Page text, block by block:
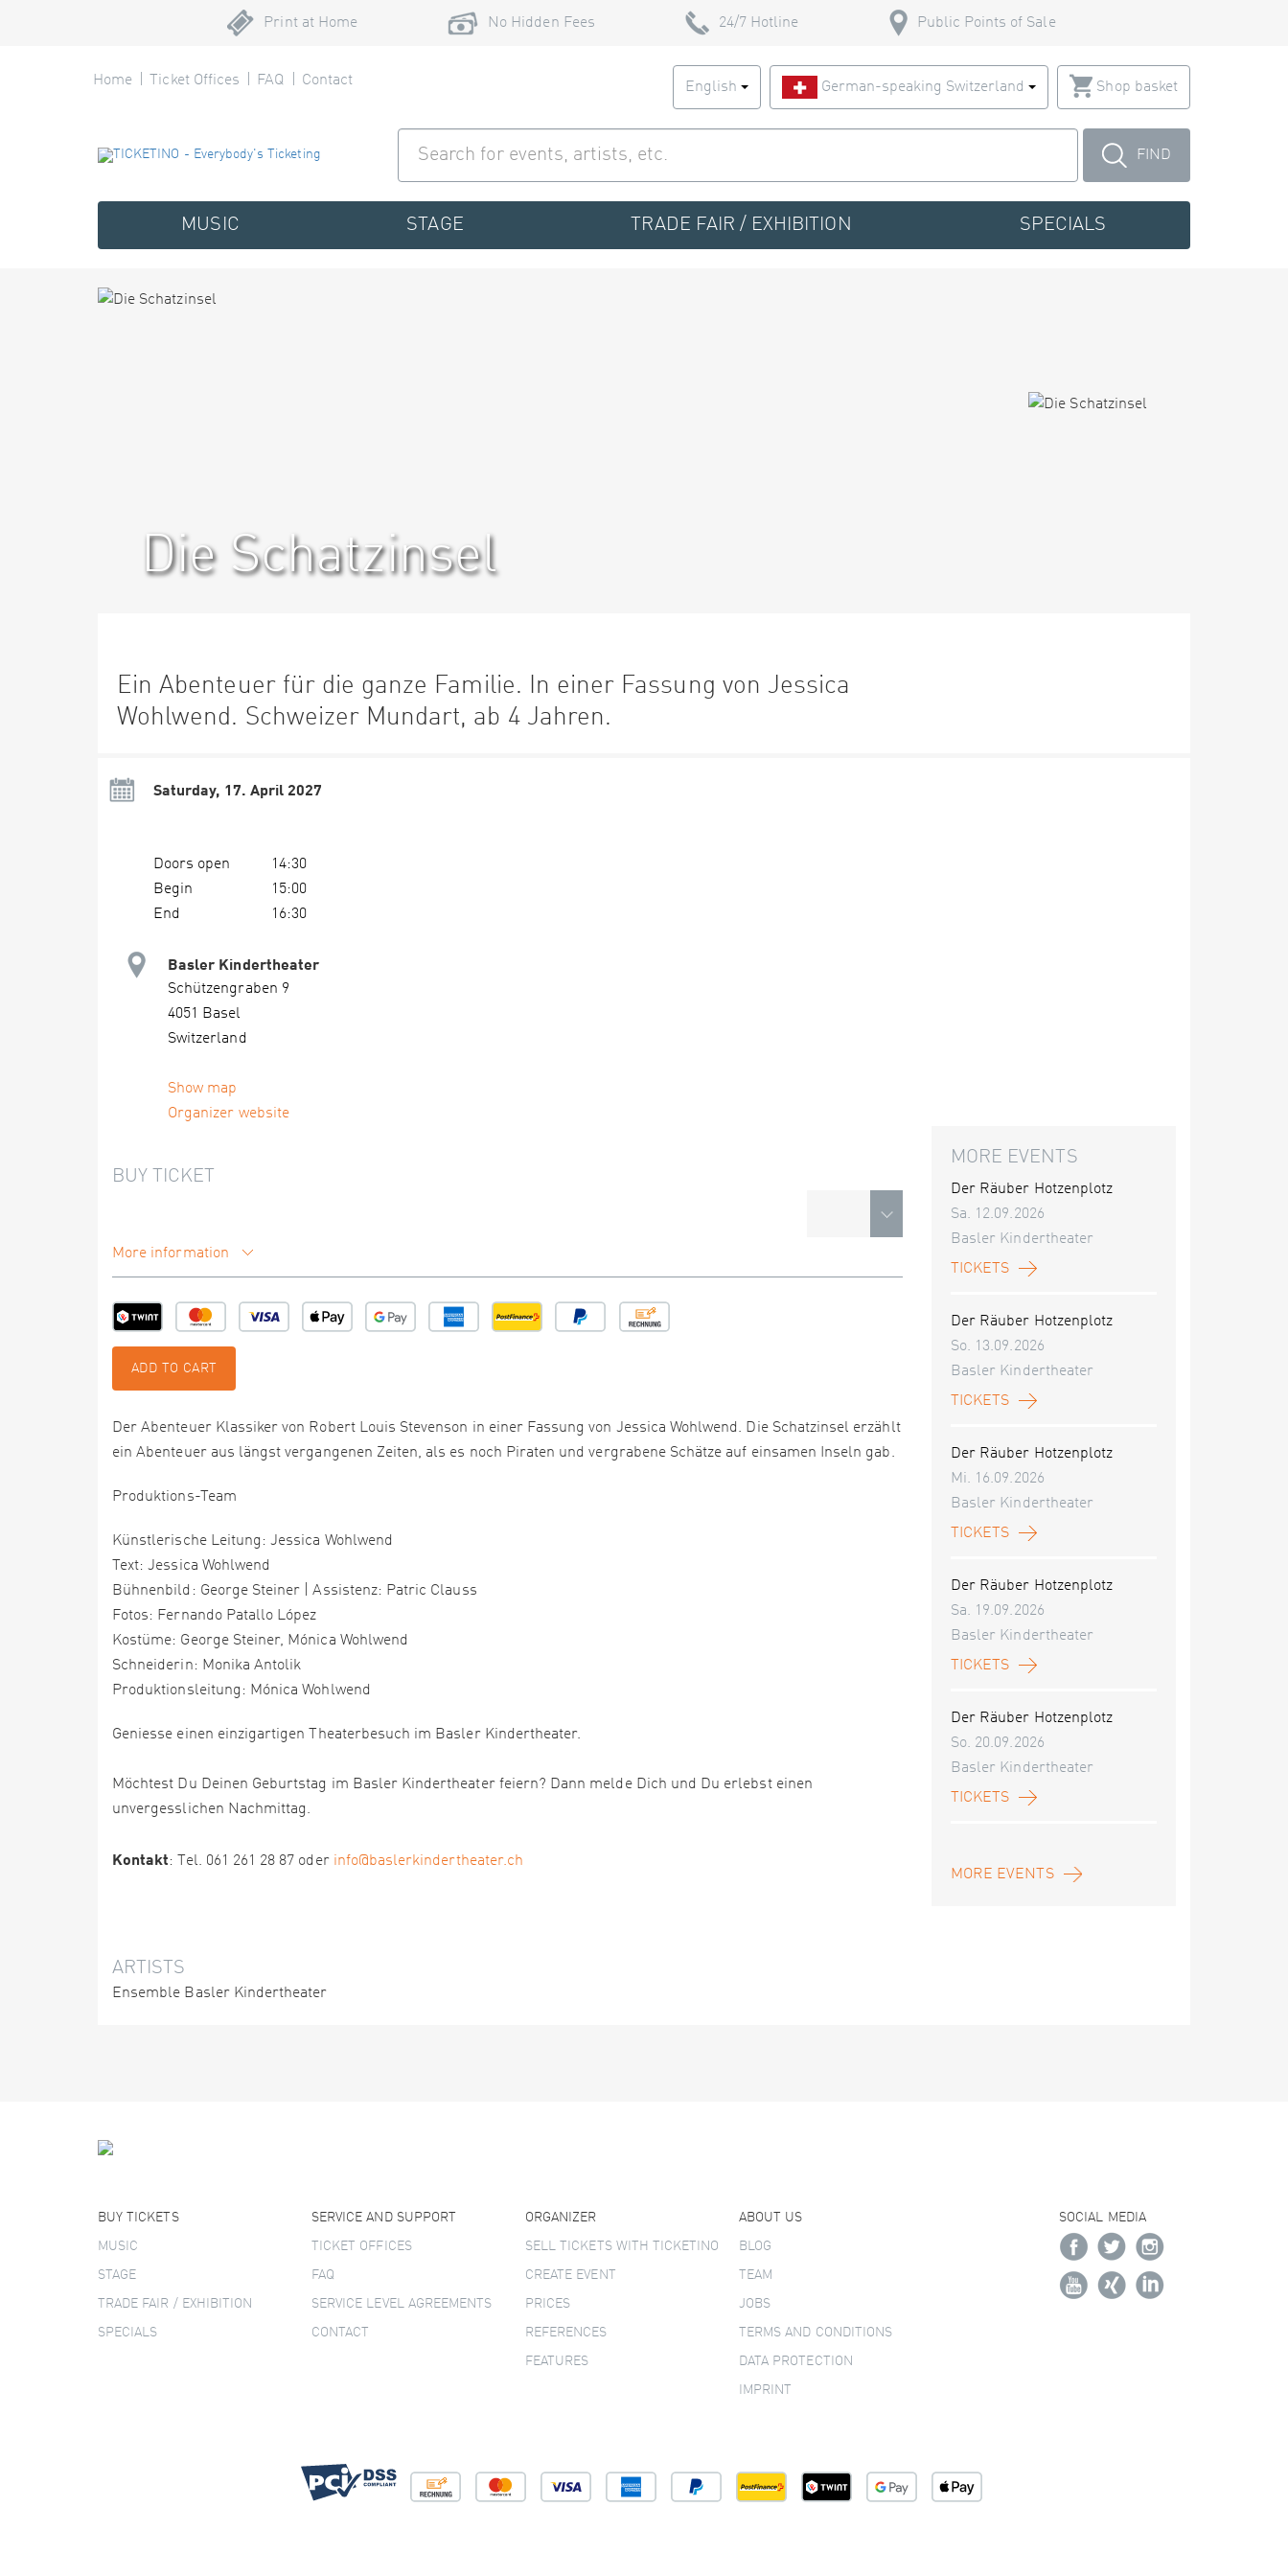
Print at Home No Hidden Fees 24/7 Hotline Public Points of Sale
Home Ticket Offices FAQ Contact English German-speaking Switzerland Shop basket
FIND
MUSIC STAGE TRADE FAIR / EXHIBITION SPECIALS
Die Schatzinsel
Ein Abenteuer für die ganze Familie. In einer Fassung von Jessica
Wohlwend. Schweizer Mundart, ab 4 Jahren.
Saturday, 17. April 2027
Doors open
14:30
Begin
15:00
End
16:30
Basler Kindertheater
Schützengraben 9
4051 Basel
Switzerland
Show map
Organizer website
BUY TICKET
More information
ADD TO CART
Der Abenteuer Klassiker von Robert Louis Stevenson in einer Fassung von Jessica Wohlwend. Die Schatzinsel erzählt
ein Abenteuer aus längst vergangenen Zeiten, als es noch Piraten und vergrabene Schätze auf einsamen Inseln gab.
Produktions-Team
Künstlerische Leitung: Jessica Wohlwend
Text: Jessica Wohlwend
Bühnenbild: George Steiner | Assistenz: Patric Clauss
Fotos: Fernando Patallo López
Kostüme: George Steiner, Mónica Wohlwend
Schneiderin: Monika Antolik
Produktionsleitung: Mónica Wohlwend
Geniesse einen einzigartigen Theaterbesuch im Basler Kindertheater.
Möchtest Du Deinen Geburtstag im Basler Kindertheater feiern? Dann melde Dich und Du erlebst einen
unvergesslichen Nachmittag.
Kontakt: Tel. 061 261 28 87 oder info@baslerkindertheater.ch
ARTISTS
Ensemble Basler Kindertheater
MORE EVENTS
Der Räuber Hotzenplotz
Sa. 12.09.2026
Basler Kindertheater
TICKETS
Der Räuber Hotzenplotz
So. 13.09.2026
Basler Kindertheater
TICKETS
Der Räuber Hotzenplotz
Mi. 16.09.2026
Basler Kindertheater
TICKETS
Der Räuber Hotzenplotz
Sa. 19.09.2026
Basler Kindertheater
TICKETS
Der Räuber Hotzenplotz
So. 20.09.2026
Basler Kindertheater
TICKETS
MORE EVENTS
BUY TICKETS
MUSIC
STAGE
TRADE FAIR / EXHIBITION
SPECIALS
SERVICE AND SUPPORT
TICKET OFFICES
FAQ
SERVICE LEVEL AGREEMENTS
CONTACT
ORGANIZER
SELL TICKETS WITH TICKETINO
CREATE EVENT
PRICES
REFERENCES
FEATURES
ABOUT US
BLOG
TEAM
JOBS
TERMS AND CONDITIONS
DATA PROTECTION
IMPRINT
SOCIAL MEDIA